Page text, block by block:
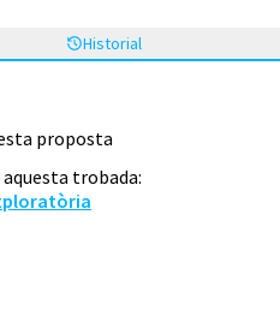
Historial
proposta
aquesta trobada: